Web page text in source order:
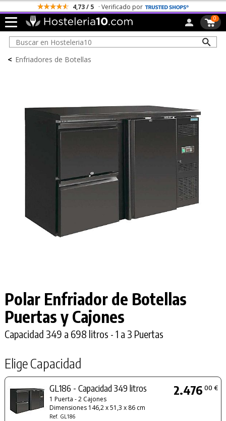
4,73 / 5 · Verificado por
0
< Enfriadores de Botellas
Polar Enfriador de Botellas
Puertas y Cajones
Capacidad 349 a 698 litros - 1 a 3 Puertas
Elige Capacidad
GL186 - Capacidad 349 litros
1 Puerta - 2 Cajones
Dimensiones 146,2 x 51,3 x 86 cm
Ref. GL186
2.476 00 €